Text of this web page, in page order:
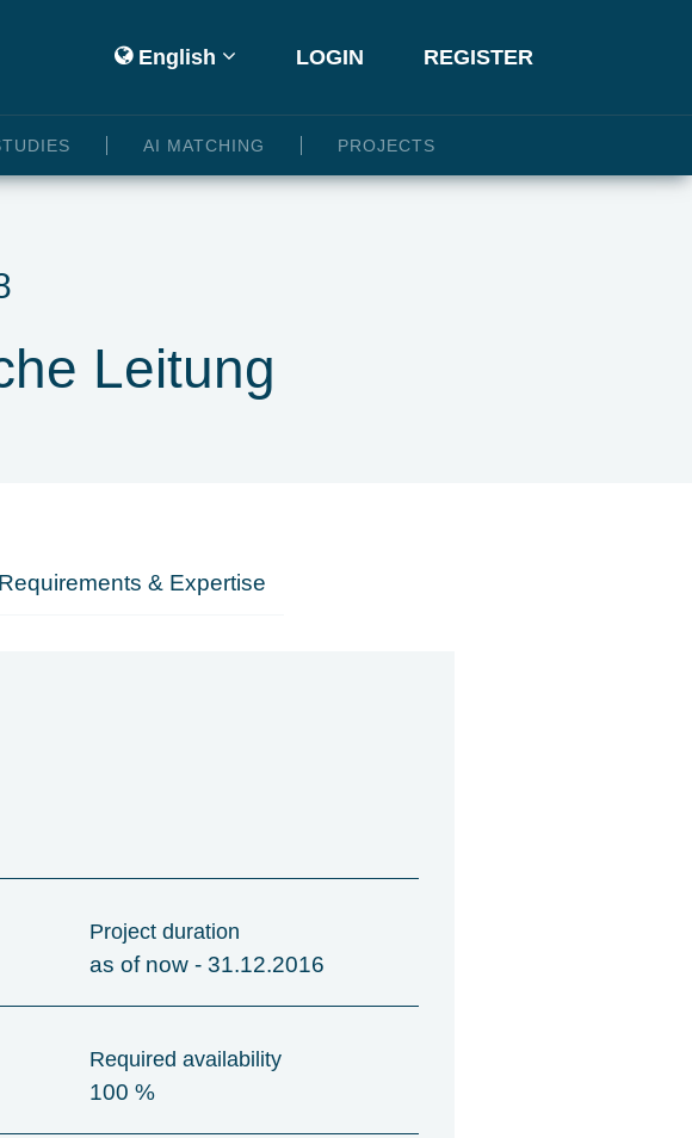
English LOGIN REGISTER
AI MATCHING PROJECTS
Leitung
Requirements & Expertise
Project duration
as of now - 31.12.2016
Required availability
100 %